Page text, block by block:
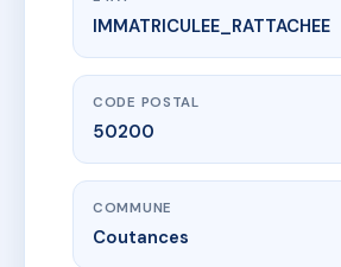
www.vme.plus/AI2685816
RESIDENCE QUESNEL
34 r quesnel moriniere
IMMATRICULEE_RATTACHEE
CODE POSTAL
50200
COMMUNE
Coutances